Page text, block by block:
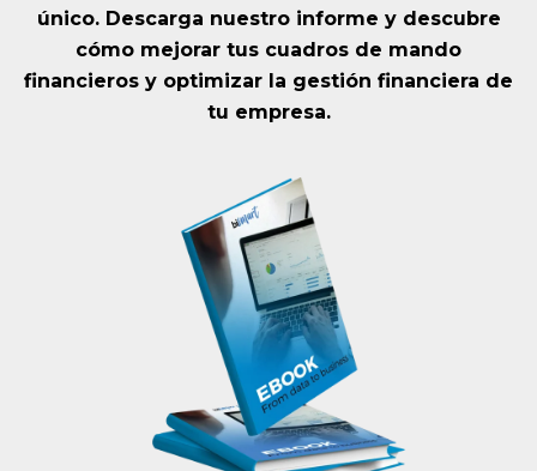
único. Descarga nuestro informe y descubre
cómo mejorar tus cuadros de mando
financieros y optimizar la gestión financiera de
tu empresa.